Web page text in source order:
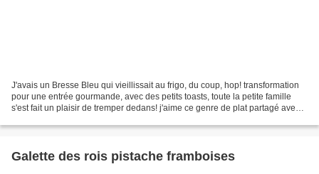
J'avais un Bresse Bleu qui vieillissait au frigo, du coup, hop! transformation
pour une entrée gourmande, avec des petits toasts, toute la petite famille
s'est fait un plaisir de tremper dedans! j'aime ce genre de plat partagé avec
Galette des rois pistache framboises